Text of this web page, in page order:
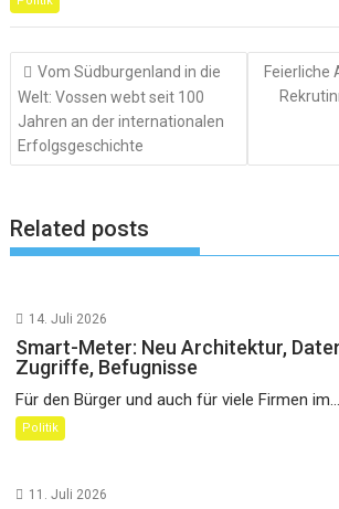
Beitragsnavigation
Vom Südburgenland in die
Welt: Vossen webt seit 100
Jahren an der internationalen
Erfolgsgeschichte
Feierliche
Related posts
14. Juli 2026
Smart-Meter: Neu Architektur,
Zugriffe, Befugnisse
Für den Bürger und auch für viele Firmen im...
Politik
11. Juli 2026